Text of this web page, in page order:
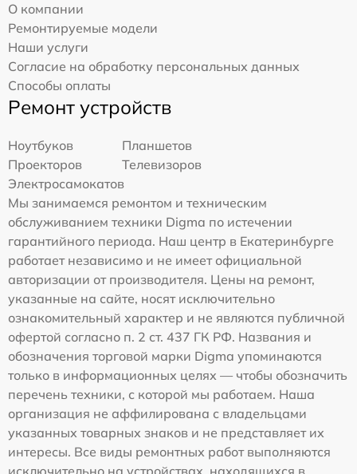
О компании
Ремонтируемые модели
Наши услуги
Согласие на обработку персональных данных
Способы оплаты
Ремонт устройств
Ноутбуков
Планшетов
Проекторов
Телевизоров
Электросамокатов
Мы занимаемся ремонтом и техническим
обслуживанием техники Digma по истечении
гарантийного периода. Наш центр в Екатеринбурге
работает независимо и не имеет официальной
авторизации от производителя. Цены на ремонт,
указанные на сайте, носят исключительно
ознакомительный характер и не являются публичной
офертой согласно п. 2 ст. 437 ГК РФ. Названия и
обозначения торговой марки Digma упоминаются
только в информационных целях — чтобы обозначить
перечень техники, с которой мы работаем. Наша
организация не аффилирована с владельцами
указанных товарных знаков и не представляет их
интересы. Все виды ремонтных работ выполняются